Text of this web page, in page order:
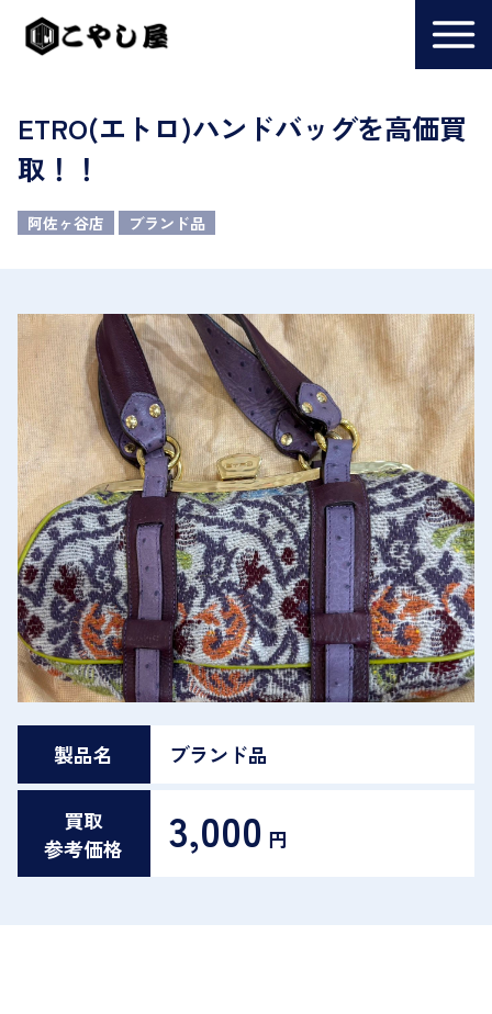
ETRO(エトロ)ハンドバッグを高価買
取！！
阿佐ヶ谷店 ブランド品
製品名 ブランド品
買取
参考価格
3,000 円